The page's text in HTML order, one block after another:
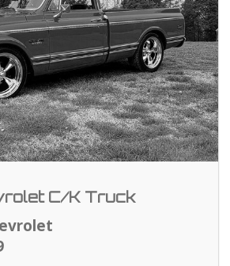
C/K Truck